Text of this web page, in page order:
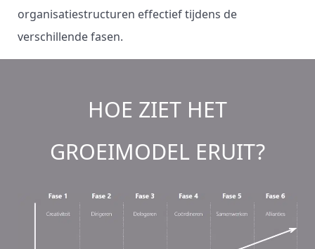
organisatiestructuren effectief tijdens de
verschillende fasen.
HOE ZIET HET
GROEIMODEL ERUIT?